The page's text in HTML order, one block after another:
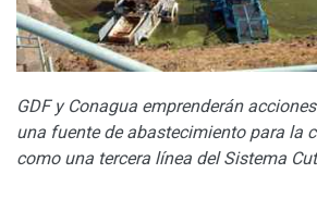
GDF y Conagua emprenderán
una fuente de abastecimiento para la
como una tercera línea del Sistema